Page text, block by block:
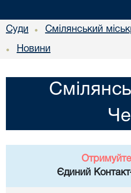
Суди • Смілянський
• Новини
Єдиний